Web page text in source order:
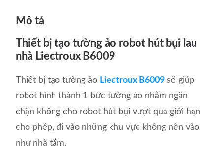
Mô tả
Thiết bị tạo tường ảo robot hút bụi lau
nhà Liectroux B6009
Thiết bị tạo tường ảo Liectroux B6009 sẽ giúp
robot hình thành 1 bức tường ảo nhằm ngăn
chặn không cho robot hút bụi vượt qua giới hạn
cho phép, đi vào những khu vực không nên vào
như nhà tắm.